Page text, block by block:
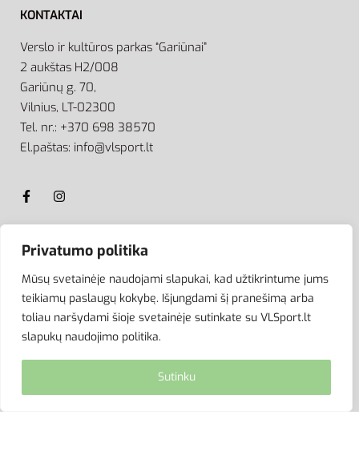
Privatumo politika
Mūsų svetainėje naudojami slapukai, kad užtikrintume jums
teikiamų paslaugų kokybę. Išjungdami šį pranešimą arba
toliau naršydami šioje svetainėje sutinkate su VLSport.lt
slapukų naudojimo politika.
Sutinku
KONTAKTAI
Verslo ir kultūros parkas “Gariūnai”
2 aukštas H2/008
Gariūnų g. 70,
Vilnius, LT-02300
Tel. nr.: +370 698 38570
El.paštas: info@vlsport.lt
ATSISKAITYMAS